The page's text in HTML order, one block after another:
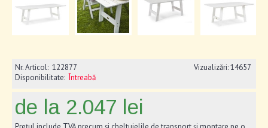
Vizualizări: 14657
Nr. Articol: 122877
Disponibilitate: Întreabă
de la 2.047 lei